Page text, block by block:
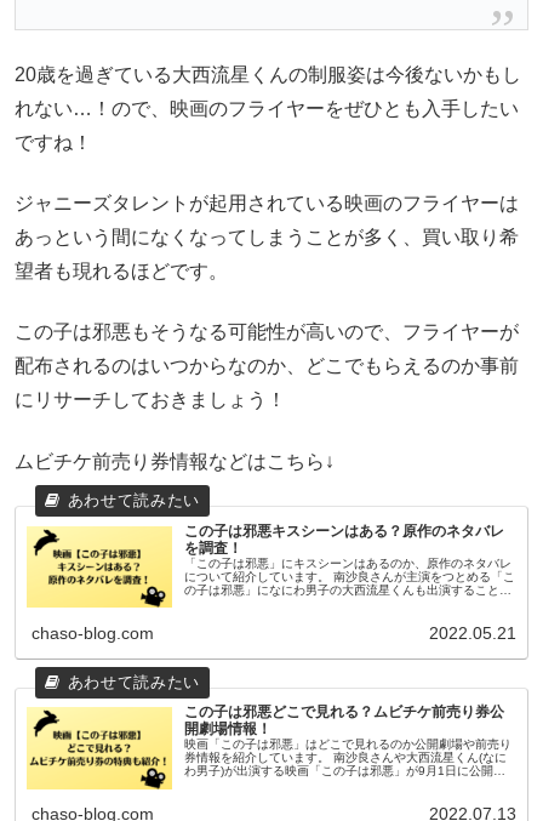
20歳を過ぎている大西流星くんの制服姿は今後ないかもし
れない…！ので、映画のフライヤーをぜひとも入手したい
ですね！
ジャニーズタレントが起用されている映画のフライヤーは
あっという間になくなってしまうことが多く、買い取り希
望者も現れるほどです。
この子は邪悪もそうなる可能性が高いので、フライヤーが
配布されるのはいつからなのか、どこでもらえるのか事前
にリサーチしておきましょう！
ムビチケ前売り券情報などはこちら↓
この子は邪悪キスシーンはある？原作のネタバレ
を調査！
「この子は邪悪」にキスシーンはあるのか、原作のネタバレ
について紹介しています。 南沙良さんが主演をつとめる「こ
の子は邪悪」になにわ男子の大西流星くんも出演することか
chaso-blog.com 2022.05.21
この子は邪悪どこで見れる？ムビチケ前売り券公
開劇場情報！
映画「この子は邪悪」はどこで見れるのか公開劇場や前売り
券情報を紹介しています。 南沙良さんや大西流星くん(なに
わ男子)が出演する映画「この子は邪悪」が9月1日に公開さ
chaso-blog.com 2022.07.13